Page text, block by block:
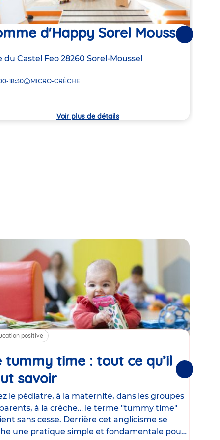
d'Happy Sorel Moussel
du Castel Feo 28260 Sorel-Moussel
18:30 MICRO-CRÈCHE
Voir plus de détails
Suivantes
positive
tummy time : tout ce qu’il
savoirArticle
le pédiatre, à la maternité, dans les groupes
à la crèche… le terme "tummy time"
sans cesse. Derrière cet anglicisme se
une pratique simple et fondamentale pour
Suivantes